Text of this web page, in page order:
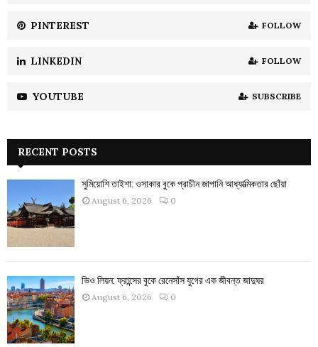
PINTEREST FOLLOW
LINKEDIN FOLLOW
YOUTUBE SUBSCRIBE
RECENT POSTS
সুমিয়োশি তাইশা: ওসাকার বুকে প্রাচীন জাপানি আধ্যাত্মিকতার ছোঁয়া
August 6, 2026 0
ভিও লিয়ন: ফ্রান্সের বুকে রেনেসাঁস যুগের এক জীবন্ত জাদুঘর
August 6, 2026 0